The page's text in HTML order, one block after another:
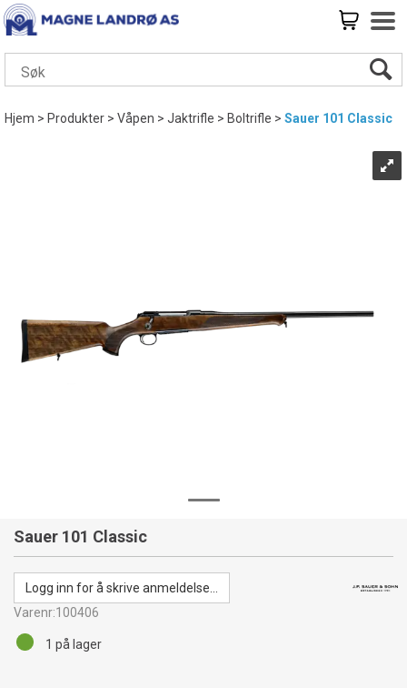
Hjem>Produkter>Våpen>Jaktrifle>Boltrifle>Sauer 101 Classic
Sauer 101 Classic
Logg inn for å skrive anmeldelse...
Varenr:100406
1 på lager